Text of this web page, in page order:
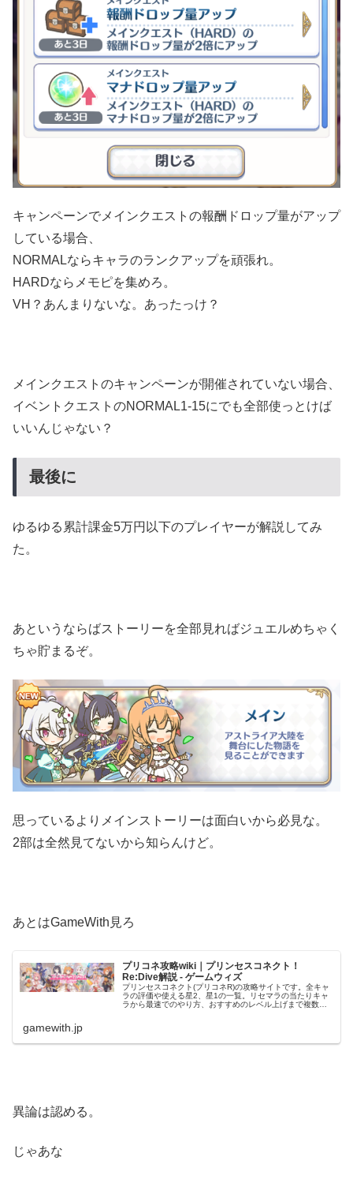
キャンペーンでメインクエストの報酬ドロップ量がアップ
している場合、
NORMALならキャラのランクアップを頑張れ。
HARDならメモピを集めろ。
VH？あんまりないな。あったっけ？
メインクエストのキャンペーンが開催されていない場合、
イベントクエストのNORMAL1-15にでも全部使っとけば
いいんじゃない？
最後に
ゆるゆる累計課金5万円以下のプレイヤーが解説してみ
た。
あというならばストーリーを全部見ればジュエルめちゃく
ちゃ貯まるぞ。
思っているよりメインストーリーは面白いから必見な。
2部は全然見てないから知らんけど。
あとはGameWith見ろ
プリコネ攻略wiki｜プリンセスコネクト！
Re:Dive解説 - ゲームウィズ
プリンセスコネクト(プリコネR)の攻略サイトです。全キャ
ラの評価や使える星2、星1の一覧。リセマラの当たりキャ
ラから最速でのやり方、おすすめのレベル上げまで複数の
gamewith.jp
異論は認める。
じゃあな